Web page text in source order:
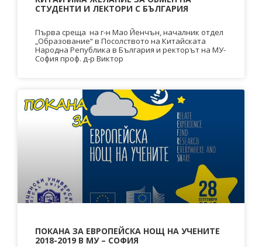
СТУДЕНТИ И ЛЕКТОРИ С БЪЛГАРИЯ
Първа среща на г-н Мао Йенчън, началник отдел
„Образование“ в Посолството на Китайската
Народна Република в България и ректорът на МУ-
София проф. д-р Виктор
ПОКАНА ЗА ЕВРОПЕЙСКА НОЩ НА УЧЕНИТЕ
2018-2019 В МУ – СОФИЯ